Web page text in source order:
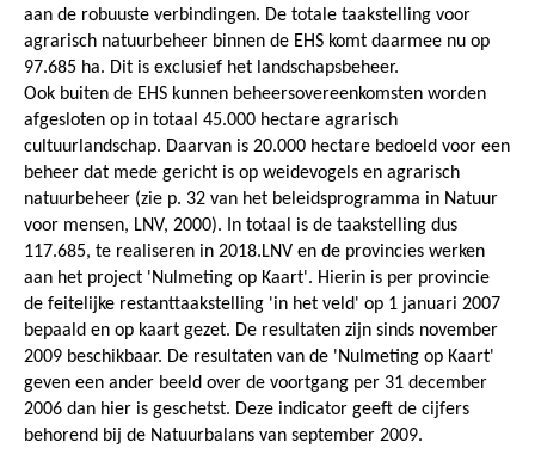
aan de robuuste verbindingen. De totale taakstelling voor
agrarisch natuurbeheer binnen de EHS komt daarmee nu op
97.685 ha. Dit is exclusief het landschapsbeheer.
Ook buiten de EHS kunnen beheersovereenkomsten worden
afgesloten op in totaal 45.000 hectare agrarisch
cultuurlandschap. Daarvan is 20.000 hectare bedoeld voor een
beheer dat mede gericht is op weidevogels en agrarisch
natuurbeheer (zie p. 32 van het beleidsprogramma in Natuur
voor mensen, LNV, 2000). In totaal is de taakstelling dus
117.685, te realiseren in 2018.LNV en de provincies werken
aan het project 'Nulmeting op Kaart'. Hierin is per provincie
de feitelijke restanttaakstelling 'in het veld' op 1 januari 2007
bepaald en op kaart gezet. De resultaten zijn sinds november
2009 beschikbaar. De resultaten van de 'Nulmeting op Kaart'
geven een ander beeld over de voortgang per 31 december
2006 dan hier is geschetst. Deze indicator geeft de cijfers
behorend bij de Natuurbalans van september 2009.